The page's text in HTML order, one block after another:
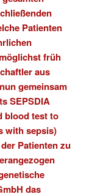
Patienten
früh
aus
gemeinsam
SEPSDIA
blood test to
with sepsis)
Patienten zu
das